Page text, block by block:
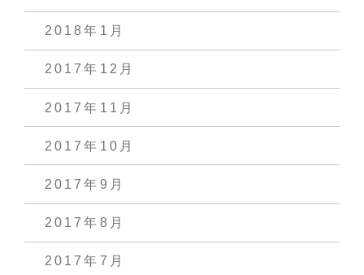
2018年1月
2017年12月
2017年11月
2017年10月
2017年9月
2017年8月
2017年7月